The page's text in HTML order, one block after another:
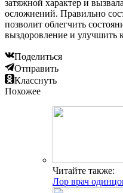
затяжной характер и
осложнений. Правильно
позволит облегчить
выздоровление и улучшить
Поделиться
Отправить
Класснуть
Похожее
Читайте также:
Лор врач